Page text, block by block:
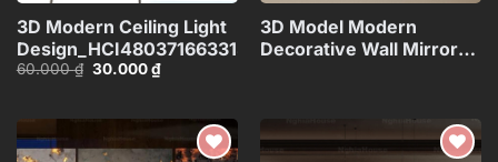
3D Modern Ceiling Light
Design_HCI4803716633133
60.000₫ Giá
30.000₫Giá
hiện
30.000 ₫.
3D Model Modern
Decorative Wall Mirrors